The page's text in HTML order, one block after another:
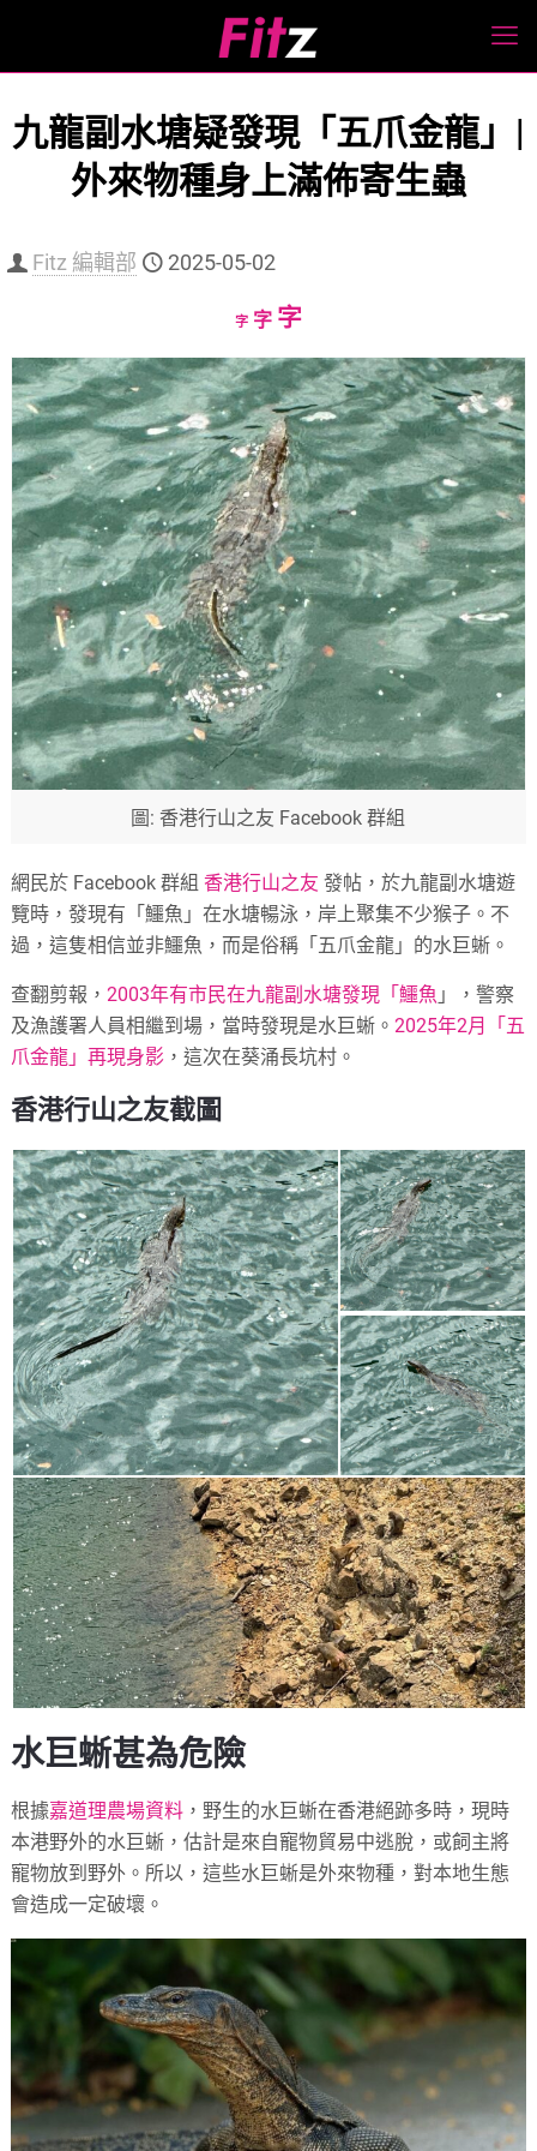
九龍副水塘疑發現「五爪金龍」|
外來物種身上滿佈寄生蟲
Fitz 編輯部 2025-05-02
字Decrease
size.
字Reset
size.
字Increase
size.
圖: 香港行山之友 Facebook 群組
網民於 Facebook 群組香港行山之友 發帖，於九龍副水塘遊
覽時，發現有「鱷魚」在水塘暢泳，岸上聚集不少猴子。不
過，這隻相信並非鱷魚，而是俗稱「五爪金龍」的水巨蜥。
查翻剪報，2003年有市民在九龍副水塘發現「鱷魚 」，警察
及漁護署人員相繼到場，當時發現是水巨蜥。2025年2月「五
爪金龍」再現身影 ，這次在葵涌長坑村。
香港行山之友截圖
水巨蜥甚為危險
根據嘉道理農場資料 ，野生的水巨蜥在香港絕跡多時，現時
本港野外的水巨蜥，估計是來自寵物貿易中逃脫，或飼主將
寵物放到野外。所以，這些水巨蜥是外來物種，對本地生態
會造成一定破壞。